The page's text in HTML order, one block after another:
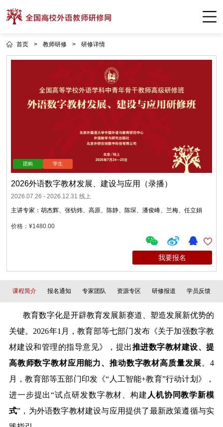
首页 > 教师研修 > 研修详情
2026外语数字教材发展、建设与应用（录播）
2026.07.26 - 2026.12.31 线上
主讲专家：胡杰辉、张钫炜、高原、 陈静、 陈琛、潘俊峰、 兰梅、任立娟
价格：¥1480.00
我要报名
课程简介 报名通知 专家团队 资源专区 研修报道 学员反馈
教育数字化是开辟教育发展新赛道、塑造发展新优势的
关键。2026年1月，教育部等七部门发布《关于加强数字教
材建设和管理的指导意见》，提出推进数字教材建设、提
高教师数字教材应用能力、推动数字教材高质量发展。4
月，教育部等五部门印发《“人工智能+教育”行动计划》，
进一步提出“试点研发数字教材、构建 人机协同教学新模
式”，为外语数字教材建设与应用提供了最新政策遵循与实